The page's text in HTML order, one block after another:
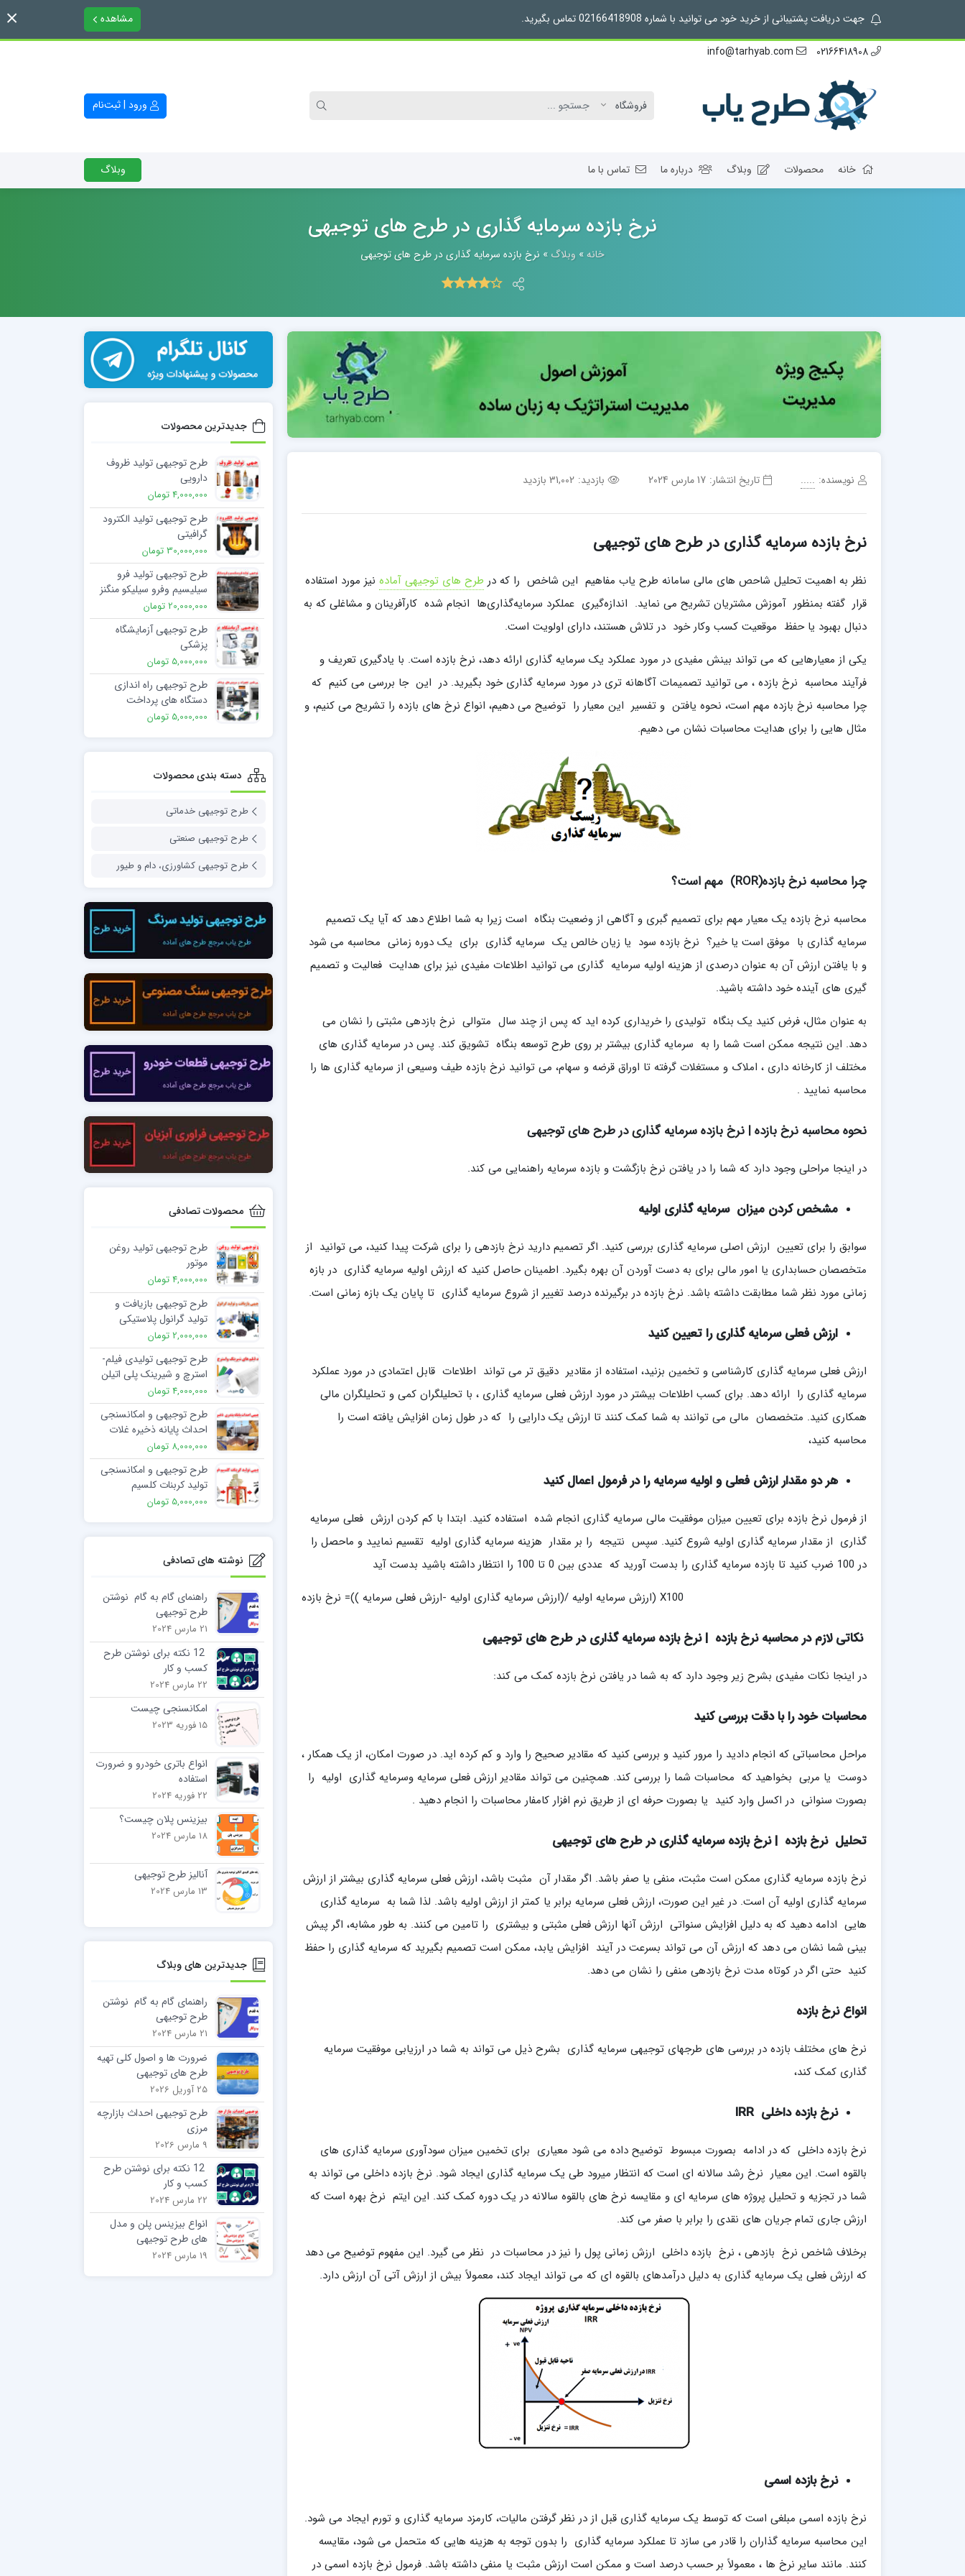
جهت دریافت پشتیبانی از خرید خود می توانید با شماره 02166418908 تماس بگیرید. مشاهده
02166418908
info@tarhyab.com
ورود | ثبت‌نام
خانه محصولات وبلاگ درباره ما تماس با ما وبلاگ
نرخ بازده سرمایه گذاری در طرح های توجیهی
خانه» وبلاگ » نرخ بازده سرمایه گذاری در طرح های توجیهی
نویسنده: ..... تاریخ انتشار: 17 مارس 2024 بازدید: 31,002 بازدید
نرخ بازده سرمایه گذاری در طرح های توجیهی
نظر به اهمیت تحلیل شاحص های مالی سامانه طرح یاب مفاهیم این شاخص را که در طرح های توجیهی آماده نیز مورد استفاده
قرار گفته بمنظور آموزش مشتریان تشریح می نماید. اندازه‌گیری عملکرد سرمایه‌گذاری‌ها انجام شده کارآفرینان و مشاغلی که به
دنبال بهبود یا حفظ موقعیت کسب وکار خود در تلاش‌ هستند، دارای اولویت است.
یکی از معیارهایی که می تواند بینش مفیدی در مورد عملکرد یک سرمایه گذاری ارائه دهد، نرخ بازده است. با یادگیری تعریف و
فرآیند محاسبه نرخ بازده ، می توانید تصمیمات آگاهانه تری در مورد سرمایه گذاری خود بگیرید. در این جا بررسی می کنیم که
چرا محاسبه نرخ بازده مهم است، نحوه یافتن و تفسیر این معیار را توضیح می دهیم، انواع نرخ های بازده را تشریح می کنیم، و
مثال هایی را برای هدایت محاسبات نشان می دهیم.
چرا محاسبه نرخ بازده(ROR) مهم است؟
محاسبه نرخ بازده یک معیار مهم برای تصمیم گبری و آگاهی از وضعیت بنگاه است زیرا به شما اطلاع دهد که آیا یک تصمیم
سرمایه گذاری با موفق است یا خیر؟ نرخ بازده سود یا زیان خالص یک سرمایه گذاری برای یک دوره زمانی محاسبه می شود
و با یافتن ارزش آن به عنوان درصدی از هزینه اولیه سرمایه گذاری می توانید اطلاعات مفیدی نیز برای هدایت فعالیت و تصمیم
گیری های آینده خود داشته باشید.
به عنوان مثال، فرض کنید یک بنگاه تولیدی را خریداری کرده اید که پس از چند سال متوالی نرخ بازدهی مثبتی را نشان می
دهد. این نتیجه ممکن است شما را به سرمایه گذاری بیشتر بر روی طرح توسعه بنگاه تشویق کند. پس در سرمایه گذاری های
مختلف از کارخانه داری ، املاک و مستغلات گرفته تا اوراق قرضه و سهام، می توانید نرخ بازده طیف وسیعی از سرمایه گذاری ها را
محاسبه نمایید .
نحوه محاسبه نرخ بازده | نرخ بازده سرمایه گذاری در طرح های توجیهی
در اینجا مراحلی وجود دارد که شما را در یافتن نرخ بازگشت و بازده سرمایه راهنمایی می کند.
مشخص کردن میزان سرمایه گذاری اولیه
سوابق را برای تعیین ارزش اصلی سرمایه گذاری بررسی کنید. اگر تصمیم دارید نرخ بازدهی را برای شرکت پیدا کنید، می توانید از
متخصصان حسابداری یا امور مالی برای به دست آوردن آن بهره بگیرد. اطمینان حاصل کنید که ارزش اولیه سرمایه گذاری در بازه
زمانی مورد نظر شما مطابقت داشته باشد. نرخ بازده در برگیرنده درصد تغییر از شروع سرمایه گذاری تا پایان یک بازه زمانی است.
ارزش فعلی سرمایه گذاری را تعیین کنید
ارزش فعلی سرمایه گذاری کارشناسی و تخمین بزنید، استفاده از مقادیر دقیق تر می تواند اطلاعات قابل اعتمادی در مورد عملکرد
سرمایه گذاری را ارائه دهد. برای کسب اطلاعات بیشتر در مورد ارزش فعلی سرمایه گذاری ، با تحلیلگران کمی و تحلیلگران مالی
همکاری کنید. متخصصان مالی می توانند به شما کمک کنند تا ارزش یک دارایی را که در طول زمان افزایش یافته است را
محاسبه کنید،
هر دو مقدار ارزش فعلی و اولیه سرمایه را در فرمول اعمال کنید
از فرمول نرخ بازده برای تعیین میزان موفقیت مالی سرمایه گذاری انجام شده استفاده کنید. ابتدا با کم کردن ارزش فعلی سرمایه
گذاری از مقدار سرمایه گذاری اولیه شروع کنید. سپس نتیجه را بر مقدار هزینه سرمایه گذاری اولیه تقسیم نمایید و ماحصل را
در 100 ضرب کنید تا بازده سرمایه گذاری را بدست آورید که عددی بین 0 تا 100 را انتظار داشته باشید بدست آید
X100 (ارزش سرمایه اولیه /(ارزش سرمایه گذاری اولیه -ارزش فعلی سرمایه ))= نرخ بازده
نکاتی لازم در محاسبه نرخ بازده | نرخ بازده سرمایه گذاری در طرح های توجیهی
در اینجا نکات مفیدی بشرح زیر وجود دارد که به شما در یافتن نرخ بازده کمک می کند:
محاسبات خود را با دقت بررسی کنید
مراحل محاسباتی که انجام دادید را مرور کنید و بررسی کنید که مقادیر صحیح را وارد و کم کرده اید. در صورت امکان، از یک همکار ،
دوست یا مربی بخواهید که محاسبات شما را بررسی کند. همچنین می تواند مقادیر ارزش فعلی سرمایه وسرمایه گذاری اولیه را
بصورت سنوانی در اکسل وارد کنید یا بصورت حرفه ای از طریق نرم افزار کامفار محاسبات را انجام دهید .
تحلیل نرخ بازده | نرخ بازده سرمایه گذاری در طرح های توجیهی
نرخ بازده سرمایه گذاری ممکن است مثبت، منفی یا صفر باشد. اگر مقدار آن مثبت باشد، ارزش فعلی سرمایه گذاری بیشتر از ارزش
سرمایه گذاری اولیه آن است. در غیر این صورت، ارزش فعلی سرمایه برابر یا کمتر از ارزش اولیه باشد. لذا شما به سرمایه گذاری
هایی ادامه دهید که به دلیل افزایش سنواتی ارزش آنها ارزش فعلی مثبتی و بیشتری را تامین می کنند. به طور مشابه، اگر پیش
بینی شما نشان می دهد که ارزش آن می تواند بسرعت در آیند افزایش یابد، ممکن است تصمیم بگیرید که سرمایه گذاری را حفظ
کنید حتی اگر در کوتاه مدت نرخ بازدهی منفی را نشان می دهد.
انواع نرخ بازده
نرخ های مختلف بازده در بررسی های طرجهای توجیهی سرمایه گذاری بشرح ذیل می تواند به شما در ارزیابی موفقیت سرمایه
گذاری کمک کند،
نرخ بازده داخلیIRR
نرخ بازده داخلی که در ادامه بصورت مبسوط توضیح داده می شود معیاری برای تخمین میزان سودآوری سرمایه گذاری های
بالقوه است. این معیار نرخ رشد سالانه ای است که انتظار میرود طی یک سرمایه گذاری ایجاد شود. نرخ بازده داخلی می تواند به
شما در تجزیه و تحلیل پروژه های سرمایه ای و مقایسه نرخ های بالقوه سالانه در یک دوره کمک کند. این ایتم نرخ بهره است که
ارزش جاری تمام جریان های نقدی را برابر با صفر می کند.
برخلاف شاخص نرخ بازدهی ، نرخ بازده داخلی ارزش زمانی پول را نیز در محاسبات در نظر می گیرد. این مفهوم توضیح می دهد
که ارزش فعلی یک سرمایه گذاری به دلیل درآمدهای بالقوه ای که می تواند ایجاد کند، معمولاً بیش از ارزش آتی آن ارزش دارد.
نرخ بازده اسمی
نرخ بازده اسمی مبلغی است که توسط یک سرمایه گذاری قبل از در نظر گرفتن مالیات، کارمزد سرمایه گذاری و تورم ایجاد می شود.
این محاسبه سرمایه گذاران را قادر می سازد تا عملکرد سرمایه گذاری را بدون توجه به هزینه هایی که متحمل می شود، مقایسه
کنند. مانند سایر نرخ ها ، معمولاً بر حسب درصد است و ممکن است ارزش مثبت یا منفی داشته باشد. فرمول نرخ بازده اسمی در
جدیدترین محصولات
طرح توجیهی تولید ظروف
دارویی
4,000,000 تومان
طرح توجیهی تولید الکترود
گرافیتی
30,000,000 تومان
طرح توجیهی تولید فرو
سیلیسیم وفرو سیلیکو منگنز
20,000,000 تومان
طرح توجیهی آزمایشگاه
پزشکی
5,000,000 تومان
طرح توجیهی راه اندازی
دستگاه های پرداخت
الکترونیک
5,000,000 تومان
دسته بندی محصولات
طرح توجیهی خدماتی
طرح توجیهی صنعتی
طرح توجیهی کشاورزی، دام و طیور
محصولات تصادفی
طرح توجیهی تولید روغن
موتور
4,000,000 تومان
طرح توجیهی بازیافت و
تولید گرانول پلاستیکی
2,000,000 تومان
استرچ و شیرینک پلی اتیلن
4,000,000 تومان
طرح توجیهی و امکانسنجی
احداث پایانه ذخیره غلات
8,000,000 تومان
طرح توجیهی و امکانسنجی
تولید کربنات کلسیم
5,000,000 تومان
نوشته های تصادفی
راهنمای گام به گام نوشتن
طرح توجیهی
21 مارس 2024
12 نکته برای نوشتن طرح
کسب و کار
22 مارس 2024
امکانسنجی چیست
15 فوریه 2023
انواع باتری خودرو و ضرورت
استفاده
22 فوریه 2024
بیزینس پلان چیست؟
18 مارس 2024
آنالیز طرح توجیهی
13 مارس 2024
جدیدترین های وبلاگ
راهنمای گام به گام نوشتن
طرح توجیهی
21 مارس 2024
ضرورت ها و اصول کلی تهیه
طرح های توجیهی
25 آوریل 2026
طرح توجیهی احداث بازارچه
مرزی
9 مارس 2026
12 نکته برای نوشتن طرح
کسب و کار
22 مارس 2024
انواع بیزینس پلن و مدل
های طرح توجیهی
19 مارس 2024